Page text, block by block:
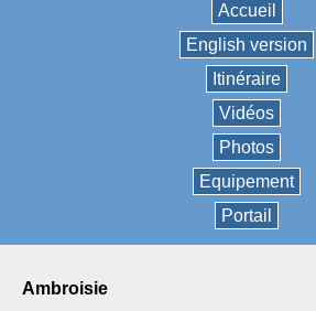
Accueil
English version
Itinéraire
Vidéos
Photos
Equipement
Portail
ambroisie